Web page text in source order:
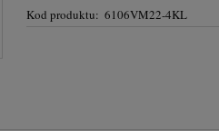
Kod produktu: 6106VM22-4KL